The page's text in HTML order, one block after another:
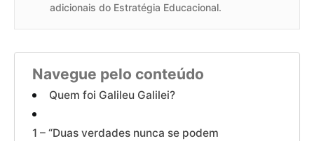
adicionais do Estratégia Educacional.
Navegue pelo conteúdo
Quem foi Galileu Galilei?
1 – “Duas verdades nunca se podem